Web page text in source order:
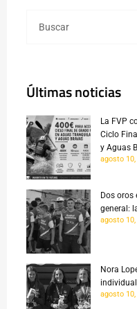
Últimas noticias
La FVP
Ciclo
y Aguas
agosto
Dos
general:
agosto
Nora
agosto